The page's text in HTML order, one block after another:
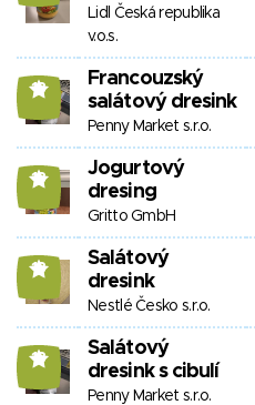
Lidl Česká republika
v.o.s.
13
Francouzský
salátový dresink
Penny Market s.r.o.
13
Jogurtový
dresing
Gritto GmbH
13
Salátový
dresink
Nestlé Česko s.r.o.
13
Salátový
dresink s cibulí
Penny Market s.r.o.